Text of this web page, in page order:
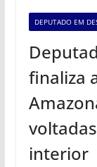
DEPUTADO EM
finaliza
interior